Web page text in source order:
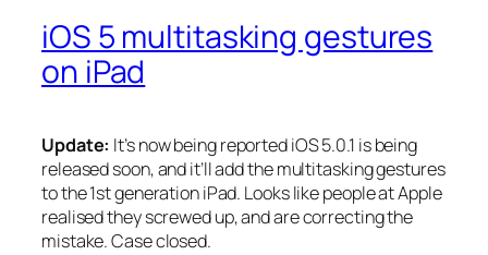
iOS 5 multitasking gestures
on iPad
Update: It’s now being reported iOS 5.0.1 is being
released soon, and it’ll add the multitasking gestures
to the 1st generation iPad. Looks like people at Apple
realised they screwed up, and are correcting the
mistake. Case closed.